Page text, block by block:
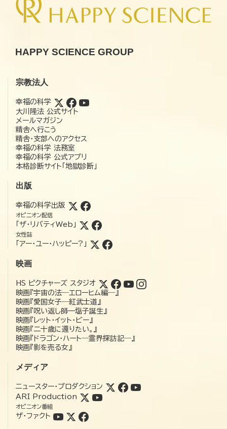
HAPPY SCIENCE GROUP
宗教法人
幸福の科学
大川隆法 公式サイト
メールマガジン
精舎へ行こう
精舎・支部へのアクセス
幸福の科学 法務室
幸福の科学 公式アプリ
本格診断サイト「地獄診断」
出版
幸福の科学出版
オピニオン配信
「ザ・リバティWeb」
女性誌
「アー・ユー・ハッピー?」
映画
HS ピクチャーズ スタジオ
映画『宇宙の法―エローヒム編―』
映画『愛国女子―紅武士道』
映画『呪い返し師—塩子誕生』
映画『レット・イット・ビー』
映画『二十歳に還りたい。』
映画『ドラゴン・ハート―霊界探訪記―』
映画『影を売る女』
メディア
ニュースター・プロダクション
ARI Production
オピニオン番組
ザ・ファクト